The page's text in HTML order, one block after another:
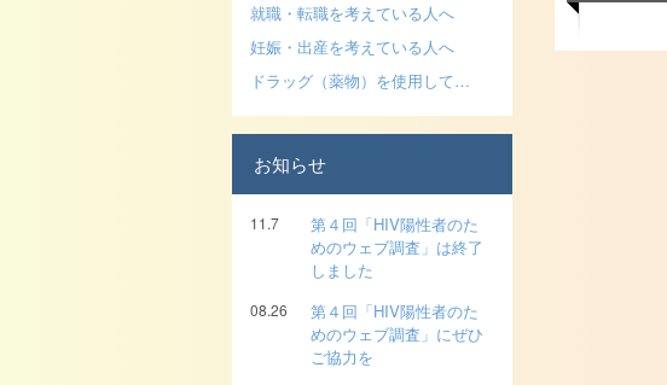
就職・転職を考えている人へ
妊娠・出産を考えている人へ
ドラッグ（薬物）を使用して…
お知らせ
11.7
第４回「HIV陽性者のた
めのウェブ調査」は終了
しました
08.26
第４回「HIV陽性者のた
めのウェブ調査」にぜひ
ご協力を